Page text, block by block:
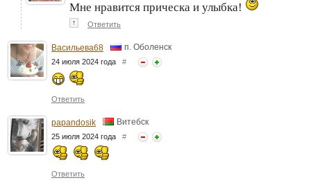
Мне нравится прическа и улыбка!
↑ Ответить
Васильева68 п. Оболенск
24 июля 2024 года #
Ответить
papandosik Витебск
25 июля 2024 года #
Ответить